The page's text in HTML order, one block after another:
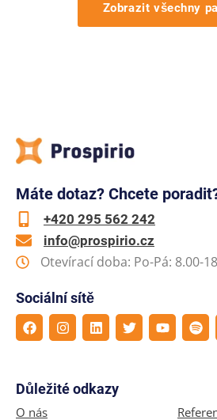
Zobrazit všechny
Máte dotaz? Chcete
+420 295 562 242
info@prospirio.cz
Otevírací doba: Po-Pá: 8.00-
Sociální sítě
Důležité odkazy
O nás